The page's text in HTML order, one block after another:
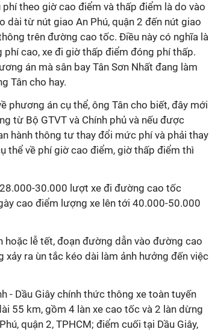
phí theo giờ cao điểm và thấp điểm là do vào
dài từ nút giao An Phú, quận 2 đến nút giao
trên đường cao tốc. Điều này có nghĩa là
cao, xe đi giờ thấp điểm đóng phí thấp.
án mà sân bay Tân Sơn Nhất đang làm
Tân cho hay.
phương án cụ thể, ông Tân cho biết, đây mới
từ Bộ GTVT và Chính phủ và nếu được
hành thông tư thay đổi mức phí và phải thay
thể về phí giờ cao điểm, giờ thấp điểm thì
30.000 lượt xe đi đường cao tốc
cao điểm lượng xe lên tới 40.000-50.000
hoặc lễ tết, đoạn đường dẫn vào đường cao
xảy ra ùn tắc kéo dài làm ảnh hưởng đến việc
- Dầu Giây chính thức thông xe toàn tuyến
55 km, gồm 4 làn xe cao tốc và 2 làn dừng
quận 2, TPHCM; điểm cuối tại Dầu Giây,